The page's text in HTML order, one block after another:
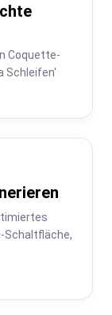
Coquette-
Schleifen'
Schaltfläche,